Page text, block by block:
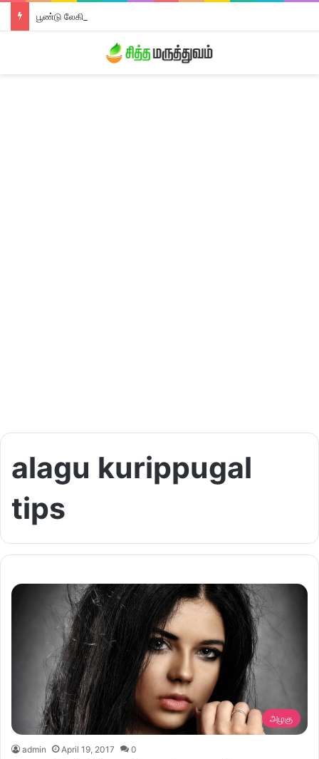
பூண்டு லேகியம்
alagu kurippugal
tips
அழகு
admin April 19, 2017 0